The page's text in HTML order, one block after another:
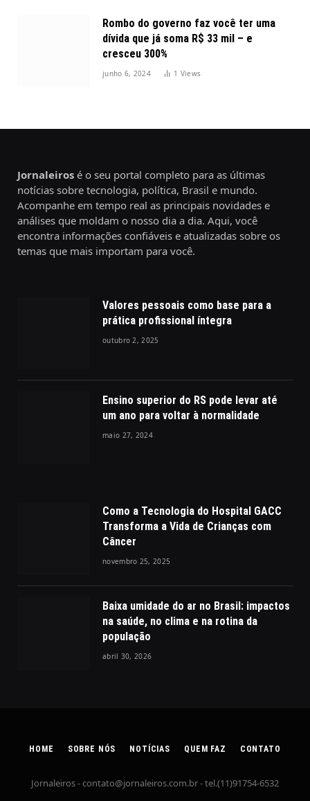
Rombo do governo faz você ter uma
dívida que já soma R$ 33 mil – e
cresceu 300%
junho 6, 2024 1 Views
Jornaleiros é o seu portal completo para as últimas
notícias sobre tecnologia, política, Brasil e mundo.
Acompanhe em tempo real as principais novidades e
análises que moldam o nosso dia a dia. Aqui, você
encontra informações confiáveis e atualizadas sobre os
temas que mais importam para você.
Valores pessoais como base para a
prática profissional íntegra
outubro 2, 2025
Ensino superior do RS pode levar até
um ano para voltar à normalidade
maio 27, 2024
Como a Tecnologia do Hospital GACC
Transforma a Vida de Crianças com
Câncer
novembro 25, 2025
Baixa umidade do ar no Brasil: impactos
na saúde, no clima e na rotina da
população
abril 30, 2026
HOME SOBRE NÓS NOTÍCIAS QUEM FAZ CONTATO
Jornaleiros -contato@jornaleiros.com.br- tel.(11)91754-6532